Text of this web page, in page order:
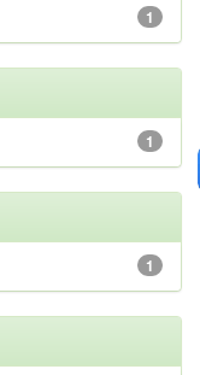
1
1
1